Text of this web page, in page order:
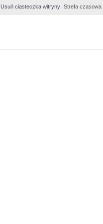
Strefa czasowa
Usuń ciasteczka witryny